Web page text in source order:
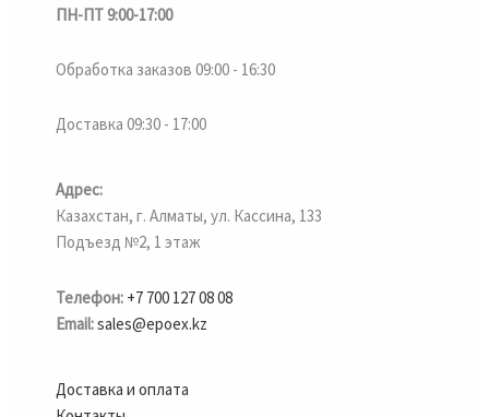
ПН-ПТ 9:00-17:00
Обработка заказов 09:00 - 16:30
Доставка 09:30 - 17:00
Адрес:
Казахстан, г. Алматы, ул. Кассина, 133
Подъезд №2, 1 этаж
Телефон: +7 700 127 08 08
Email:sales@epoex.kz
Доставка и оплата